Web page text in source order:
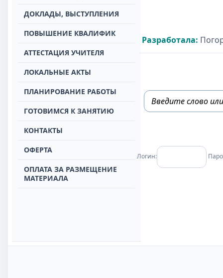
ДОКЛАДЫ, ВЫСТУПЛЕНИЯ
ПОВЫШЕНИЕ КВАЛИФИК
АТТЕСТАЦИЯ УЧИТЕЛЯ
ЛОКАЛЬНЫЕ АКТЫ
ПЛАНИРОВАНИЕ РАБОТЫ
ГОТОВИМСЯ К ЗАНЯТИЮ
КОНТАКТЫ
ОФЕРТА
ОПЛАТА ЗА РАЗМЕЩЕНИЕ
МАТЕРИАЛА
Разработала:
Логин: